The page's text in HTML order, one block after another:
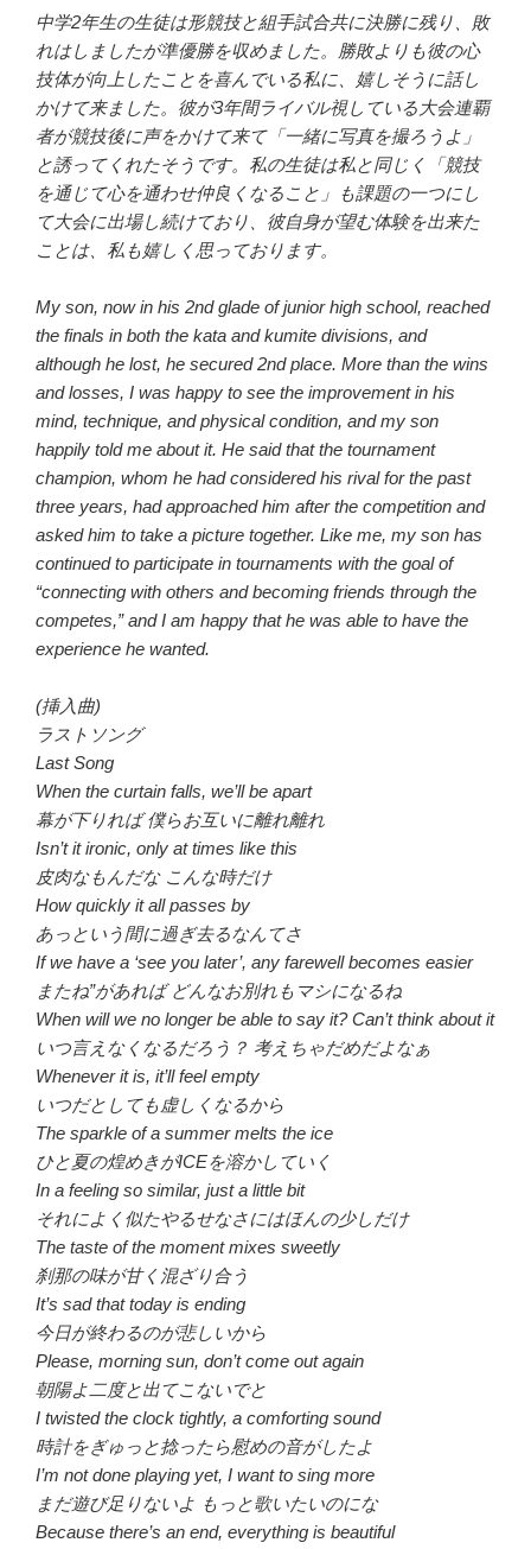
中学2年生の生徒は形競技と組手試合共に決勝に残り、敗
れはしましたが準優勝を収めました。勝敗よりも彼の心
技体が向上したことを喜んでいる私に、嬉しそうに話し
かけて来ました。彼が3年間ライバル視している大会連覇
者が競技後に声をかけて来て「一緒に写真を撮ろうよ」
と誘ってくれたそうです。私の生徒は私と同じく「競技
を通じて心を通わせ仲良くなること」も課題の一つにし
て大会に出場し続けており、彼自身が望む体験を出来た
ことは、私も嬉しく思っております。
My son, now in his 2nd glade of junior high school, reached
the finals in both the kata and kumite divisions, and
although he lost, he secured 2nd place. More than the wins
and losses, I was happy to see the improvement in his
mind, technique, and physical condition, and my son
happily told me about it. He said that the tournament
champion, whom he had considered his rival for the past
three years, had approached him after the competition and
asked him to take a picture together. Like me, my son has
continued to participate in tournaments with the goal of
“connecting with others and becoming friends through the
competes,” and I am happy that he was able to have the
experience he wanted.
(挿入曲)
ラストソング
Last Song
When the curtain falls, we’ll be apart
幕が下りれば 僕らお互いに離れ離れ
Isn’t it ironic, only at times like this
皮肉なもんだな こんな時だけ
How quickly it all passes by
あっという間に過ぎ去るなんてさ
If we have a ‘see you later’, any farewell becomes easier
またね”があれば どんなお別れもマシになるね
When will we no longer be able to say it? Can’t think about it
いつ言えなくなるだろう？ 考えちゃだめだよなぁ
Whenever it is, it’ll feel empty
いつだとしても虚しくなるから
The sparkle of a summer melts the ice
ひと夏の煌めきがICEを溶かしていく
In a feeling so similar, just a little bit
それによく似たやるせなさにはほんの少しだけ
The taste of the moment mixes sweetly
刹那の味が甘く混ざり合う
It’s sad that today is ending
今日が終わるのが悲しいから
Please, morning sun, don’t come out again
朝陽よ二度と出てこないでと
I twisted the clock tightly, a comforting sound
時計をぎゅっと捻ったら慰めの音がしたよ
I’m not done playing yet, I want to sing more
まだ遊び足りないよ もっと歌いたいのにな
Because there’s an end, everything is beautiful